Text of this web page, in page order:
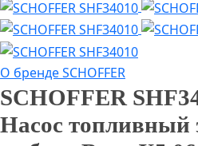
О бренде SCHOFFER
SCHOFFER
Насос топливный